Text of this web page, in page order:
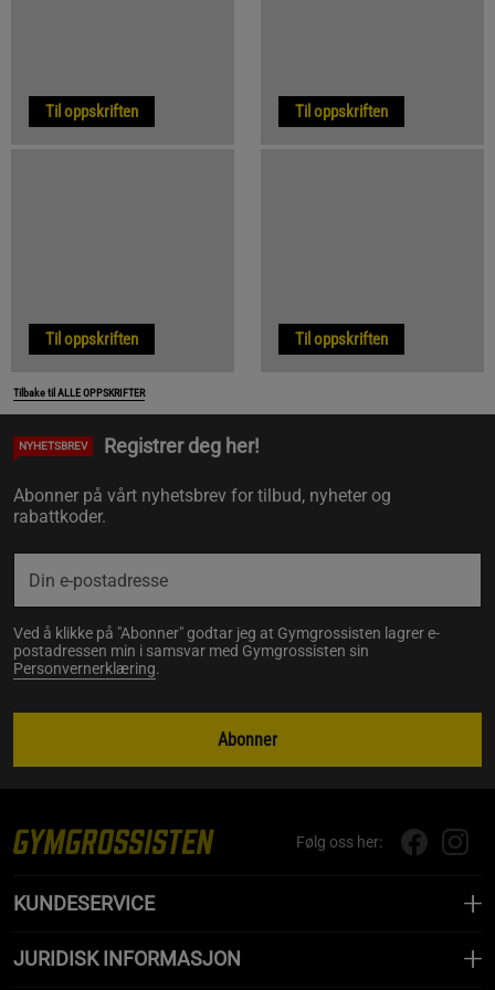
Til oppskriften Til oppskriften
Til oppskriften Til oppskriften
Tilbake til ALLE OPPSKRIFTER
NYHETSBREV Registrer deg her!
Abonner på vårt nyhetsbrev for tilbud, nyheter og
rabattkoder.
Ved å klikke på "Abonner" godtar jeg at Gymgrossisten lagrer e-
postadressen min i samsvar med Gymgrossisten sin
Personvernerklæring.
Abonner
Følg oss her:
KUNDESERVICE
JURIDISK INFORMASJON